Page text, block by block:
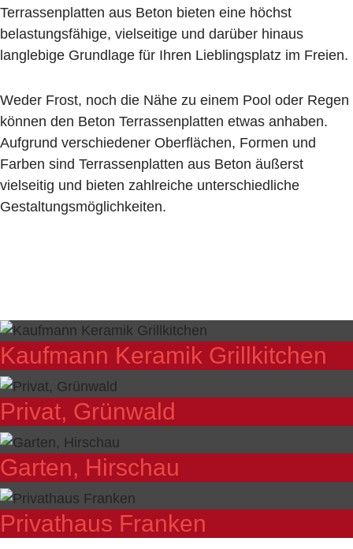
Terrassenplatten aus Beton bieten eine höchst
belastungsfähige, vielseitige und darüber hinaus
langlebige Grundlage für Ihren Lieblingsplatz im Freien.
Weder Frost, noch die Nähe zu einem Pool oder Regen
können den Beton Terrassenplatten etwas anhaben.
Aufgrund verschiedener Oberflächen, Formen und
Farben sind Terrassenplatten aus Beton äußerst
vielseitig und bieten zahlreiche unterschiedliche
Gestaltungsmöglichkeiten.
Kaufmann Keramik Grillkitchen
Privat, Grünwald
Garten, Hirschau
Privathaus Franken